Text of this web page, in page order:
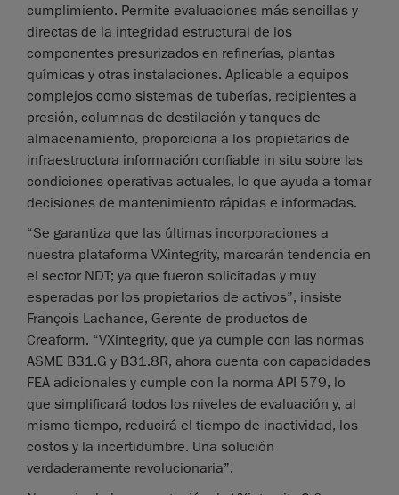
cumplimiento. Permite evaluaciones más sencillas y
directas de la integridad estructural de los
componentes presurizados en refinerías, plantas
químicas y otras instalaciones. Aplicable a equipos
complejos como sistemas de tuberías, recipientes a
presión, columnas de destilación y tanques de
almacenamiento, proporciona a los propietarios de
infraestructura información confiable in situ sobre las
condiciones operativas actuales, lo que ayuda a tomar
decisiones de mantenimiento rápidas e informadas.
“Se garantiza que las últimas incorporaciones a
nuestra plataforma VXintegrity, marcarán tendencia en
el sector NDT; ya que fueron solicitadas y muy
esperadas por los propietarios de activos”, insiste
François Lachance, Gerente de productos de
Creaform. “VXintegrity, que ya cumple con las normas
ASME B31.G y B31.8R, ahora cuenta con capacidades
FEA adicionales y cumple con la norma API 579, lo
que simplificará todos los niveles de evaluación y, al
mismo tiempo, reducirá el tiempo de inactividad, los
costos y la incertidumbre. Una solución
verdaderamente revolucionaria”.